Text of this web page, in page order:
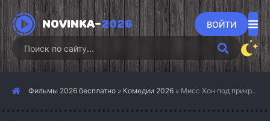
NOVINKA-2026 ВОЙТИ
Фильмы 2026 бесплатно » Комедии 2026 » Мисс Хон под прикрытием (2026)